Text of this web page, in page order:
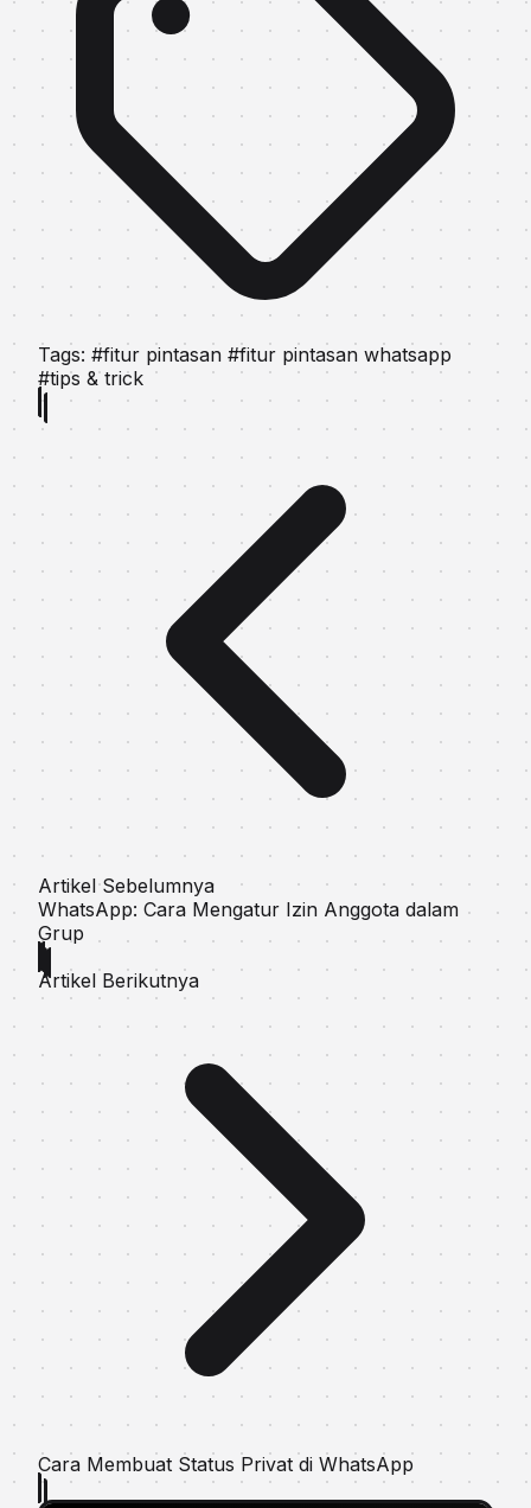
Tags: #fitur pintasan #fitur pintasan whatsapp
#tips & trick
Artikel Sebelumnya
WhatsApp: Cara Mengatur Izin Anggota dalam
Grup
Artikel Berikutnya
Cara Membuat Status Privat di WhatsApp